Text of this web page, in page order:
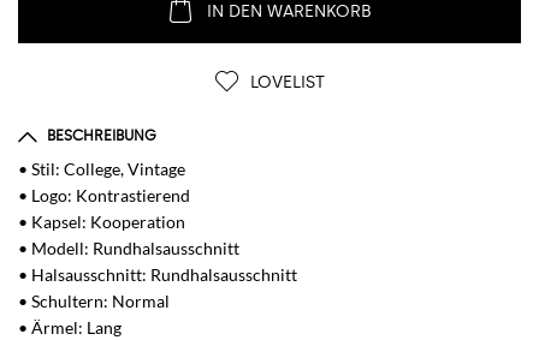
IN DEN WARENKORB
LOVELIST
BESCHREIBUNG
• Stil: College, Vintage
• Logo: Kontrastierend
• Kapsel: Kooperation
• Modell: Rundhalsausschnitt
• Halsausschnitt: Rundhalsausschnitt
• Schultern: Normal
• Ärmel: Lang